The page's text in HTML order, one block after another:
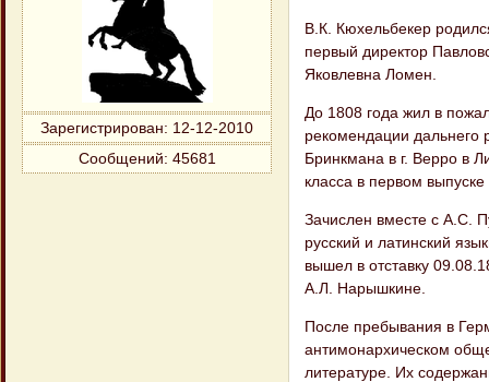
Зарегистрирован: 12-12-2010
Сообщений: 45681
В.К. Кюхельбекер
первый директор
Яковлевна Ломен.
До 1808 года жил в
рекомендации дальнего
Бринкмана в г. Верро в
класса в первом
Зачислен вместе с А.С.
русский и латинский
вышел в отставку
А.Л. Нарышкине.
После пребывания в
антимонархическом
литературе. Их